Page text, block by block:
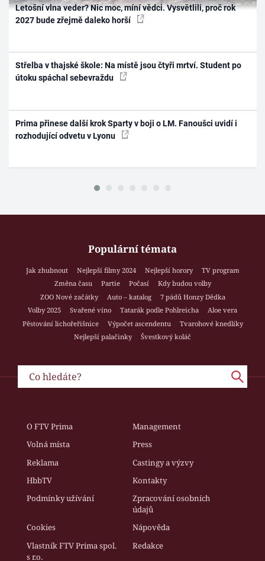
Letošní vlna veder? Nic moc, míní vědci. Vysvětlili, proč rok
2027 bude zřejmě daleko horší
Střelba v thajské škole: Na místě jsou čtyři mrtví. Student po
útoku spáchal sebevraždu
Prima přinese další krok Sparty v boji o LM. Fanoušci uvidí i
rozhodující odvetu v Lyonu
Populární témata
Jak zhubnout Nejlepší filmy 2024 Nejlepší horory
TV program
Změna času
Partie Počasí
Kdy budou volby
ZOO Nové začátky
Auto – katalog
7 pádů Honzy Dědka
Volby 2025
Svařené víno Tatarák podle Pohlreicha
Aloe vera
Pěstování lichořeřišnice
Výpočet ascendentu
Tvarohové knedlíky
Nejlepší palačinky
Švestkový koláč
O FTV Prima
Management
Volná místa
Press
Reklama
Castingy a výzvy
HbbTV
Kontakty
Podmínky užívání
Zpracování osobních
údajů
Cookies
Nápověda
Vlastník FTV Prima spol.
s r.o.
Redakce